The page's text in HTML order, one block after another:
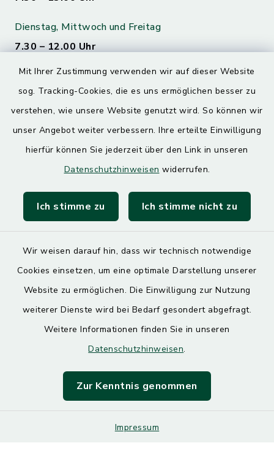
Mit Ihrer Zustimmung verwenden wir auf dieser Website
sog. Tracking-Cookies, die es uns ermöglichen besser zu
verstehen, wie unsere Website genutzt wird. So können wir
unser Angebot weiter verbessern. Ihre erteilte Einwilligung
hierfür können Sie jederzeit über den Link in unseren
Datenschutzhinweisen widerrufen.
Ich stimme zu Ich stimme nicht zu
Wir weisen darauf hin, dass wir technisch notwendige
Cookies einsetzen, um eine optimale Darstellung unserer
Website zu ermöglichen. Die Einwilligung zur Nutzung
weiterer Dienste wird bei Bedarf gesondert abgefragt.
Weitere Informationen finden Sie in unseren
Datenschutzhinweisen.
Zur Kenntnis genommen
Impressum
Dienstag, Mittwoch und Freitag
7.30 – 12.00 Uhr
Donnerstag
7.30 – 12.00 Uhr
13.00 – 17.30 Uhr
Quicklinks
SoNNe e. V.
Barrierefreiheit
Impressum
Sitemap